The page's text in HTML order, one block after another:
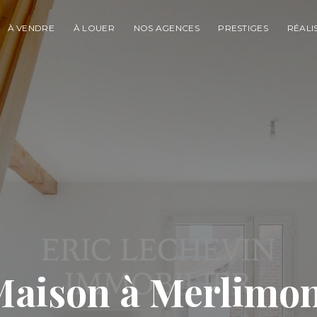
À VENDRE À LOUER NOS AGENCES PRESTIGES
à